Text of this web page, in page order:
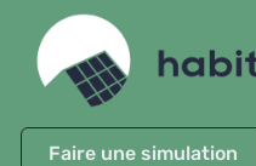
Faire une simulation